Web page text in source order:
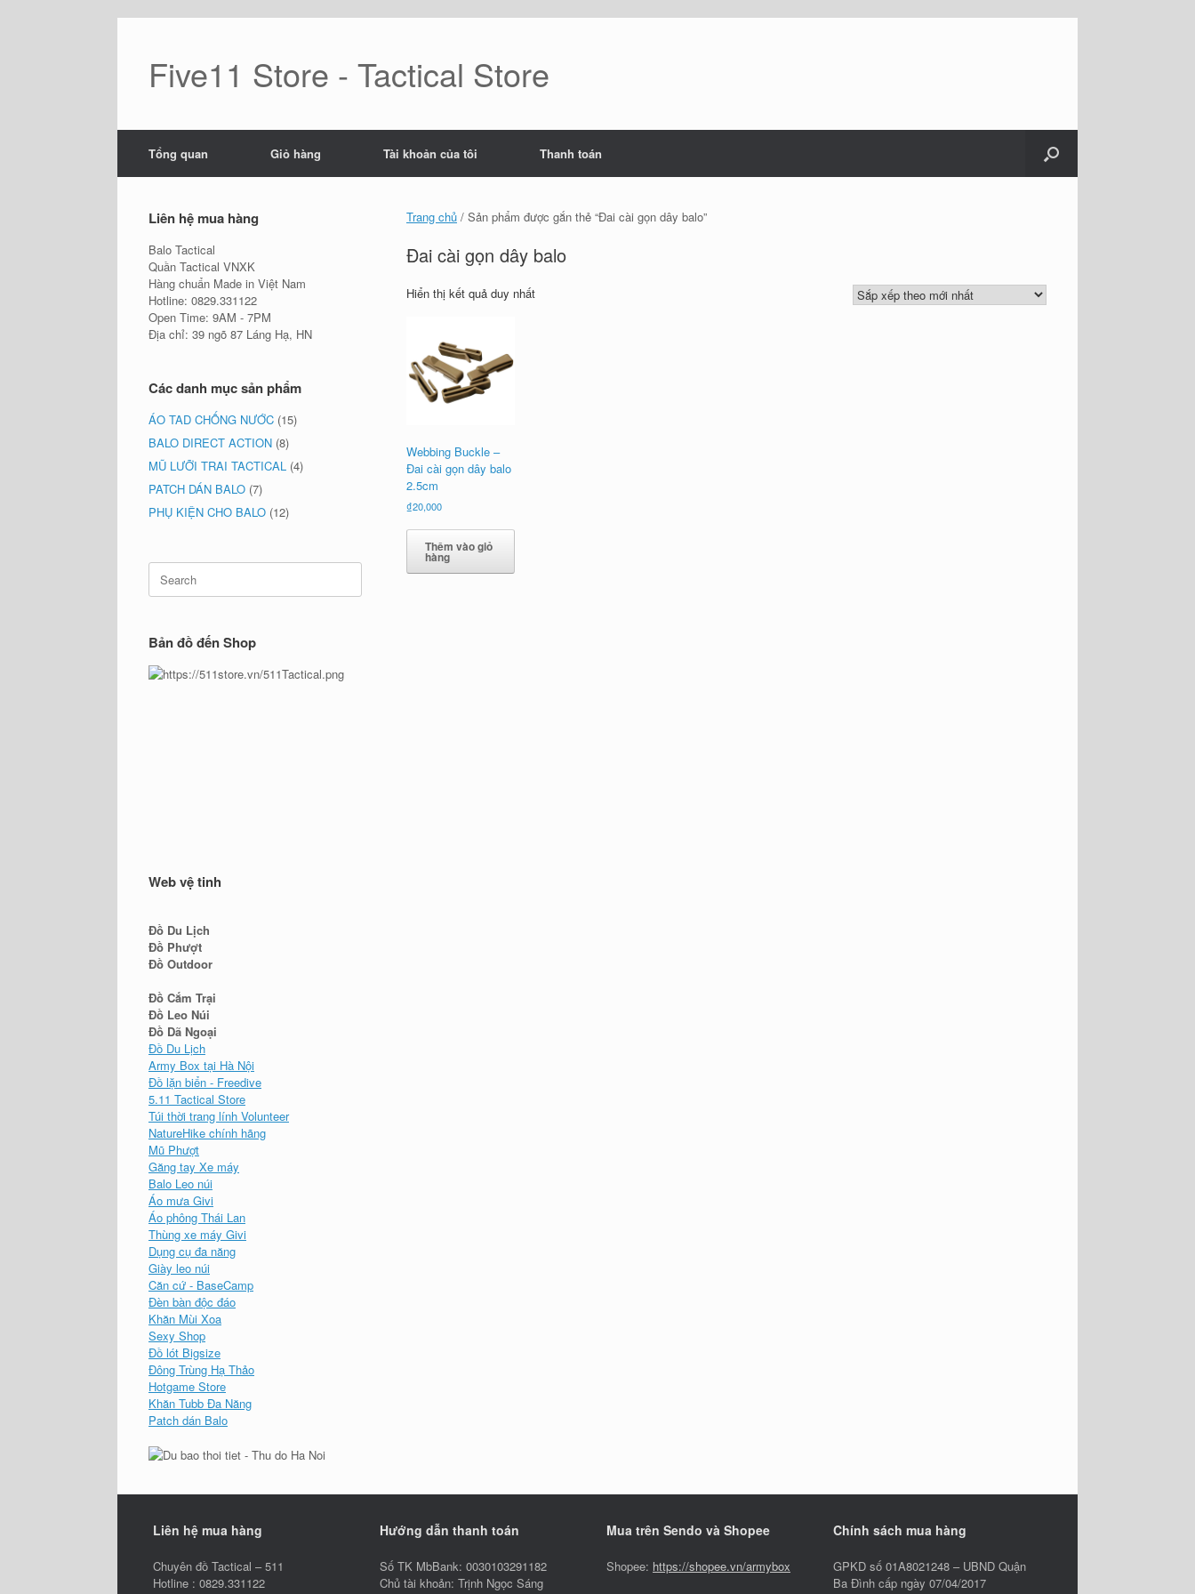
Five11 Store - Tactical Store
Tổng quan Giỏ hàng Tài khoản của tôi Thanh toán
Trang chủ / Sản phẩm được gắn thẻ “Đai cài gọn dây balo”
Đai cài gọn dây balo
Hiển thị kết quả duy nhất
Webbing Buckle –
Đai cài gọn dây balo
2.5cm
₫20,000
Thêm vào giỏ
hàng
Liên hệ mua hàng
Balo Tactical
Quần Tactical VNXK
Hàng chuẩn Made in Việt Nam
Hotline: 0829.331122
Open Time: 9AM - 7PM
Địa chỉ: 39 ngõ 87 Láng Hạ, HN
Các danh mục sản phẩm
ÁO TAD CHỐNG NƯỚC (15)
BALO DIRECT ACTION (8)
MŨ LƯỠI TRAI TACTICAL (4)
PATCH DÁN BALO (7)
PHỤ KIỆN CHO BALO (12)
Search
for:
Bản đồ đến Shop
Web vệ tinh
Đồ Du Lịch
Đồ Phượt
Đồ Outdoor
Đồ Cắm Trại
Đồ Leo Núi
Đồ Dã Ngoại
Đồ Du Lịch
Army Box tại Hà Nội
Đồ lặn biển - Freedive
5.11 Tactical Store
Túi thời trang lính Volunteer
NatureHike chính hãng
Mũ Phượt
Găng tay Xe máy
Balo Leo núi
Áo mưa Givi
Áo phông Thái Lan
Thùng xe máy Givi
Dụng cụ đa năng
Giày leo núi
Căn cứ - BaseCamp
Đèn bàn độc đáo
Khăn Mùi Xoa
Sexy Shop
Đồ lót Bigsize
Đông Trùng Hạ Thảo
Hotgame Store
Khăn Tubb Đa Năng
Patch dán Balo
Liên hệ mua hàng
Chuyên đồ Tactical – 511
Hotline : 0829.331122
Hướng dẫn thanh toán
Số TK MbBank: 0030103291182
Chủ tài khoản: Trịnh Ngọc Sáng
Mua trên Sendo và Shopee
Shopee: https://shopee.vn/armybox
Chính sách mua hàng
GPKD số 01A8021248 – UBND Quận
Ba Đình cấp ngày 07/04/2017